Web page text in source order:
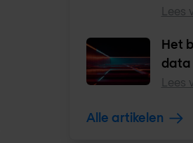
Lees
Het
data
Lees
Alle artikelen